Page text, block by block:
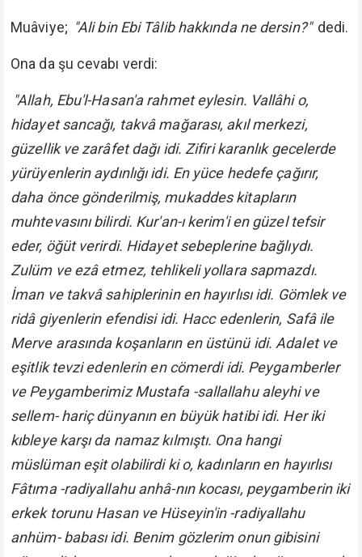
Muâviye; "Ali bin Ebi Tâlib hakkında ne dersin?" dedi.
Ona da şu cevabı verdi:
"Allah, Ebu'l-Hasan'a rahmet eylesin. Vallâhi o,
hidayet sancağı, takvâ mağarası, akıl merkezi,
güzellik ve zarâfet dağı idi. Zifiri karanlık gecelerde
yürüyenlerin aydınlığı idi. En yüce hedefe çağırır,
daha önce gönderilmiş, mukaddes kitapların
muhtevasını bilirdi. Kur'an-ı kerim'i en güzel tefsir
eder, öğüt verirdi. Hidayet sebeplerine bağlıydı.
Zulüm ve ezâ etmez, tehlikeli yollara sapmazdı.
İman ve takvâ sahiplerinin en hayırlısı idi. Gömlek ve
ridâ giyenlerin efendisi idi. Hacc edenlerin, Safâ ile
Merve arasında koşanların en üstünü idi. Adalet ve
eşitlik tevzi edenlerin en cömerdi idi. Peygamberler
ve Peygamberimiz Mustafa -sallallahu aleyhi ve
sellem- hariç dünyanın en büyük hatibi idi. Her iki
kıbleye karşı da namaz kılmıştı. Ona hangi
müslüman eşit olabilirdi ki o, kadınların en hayırlısı
Fâtıma -radiyallahu anhâ-nın kocası, peygamberin iki
erkek torunu Hasan ve Hüseyin'in -radiyallahu
anhüm- babası idi. Benim gözlerim onun gibisini